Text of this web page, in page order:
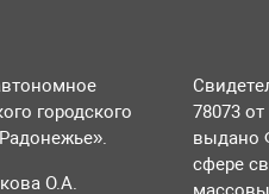
городского
О.А.
78073 от
выдано
сфере